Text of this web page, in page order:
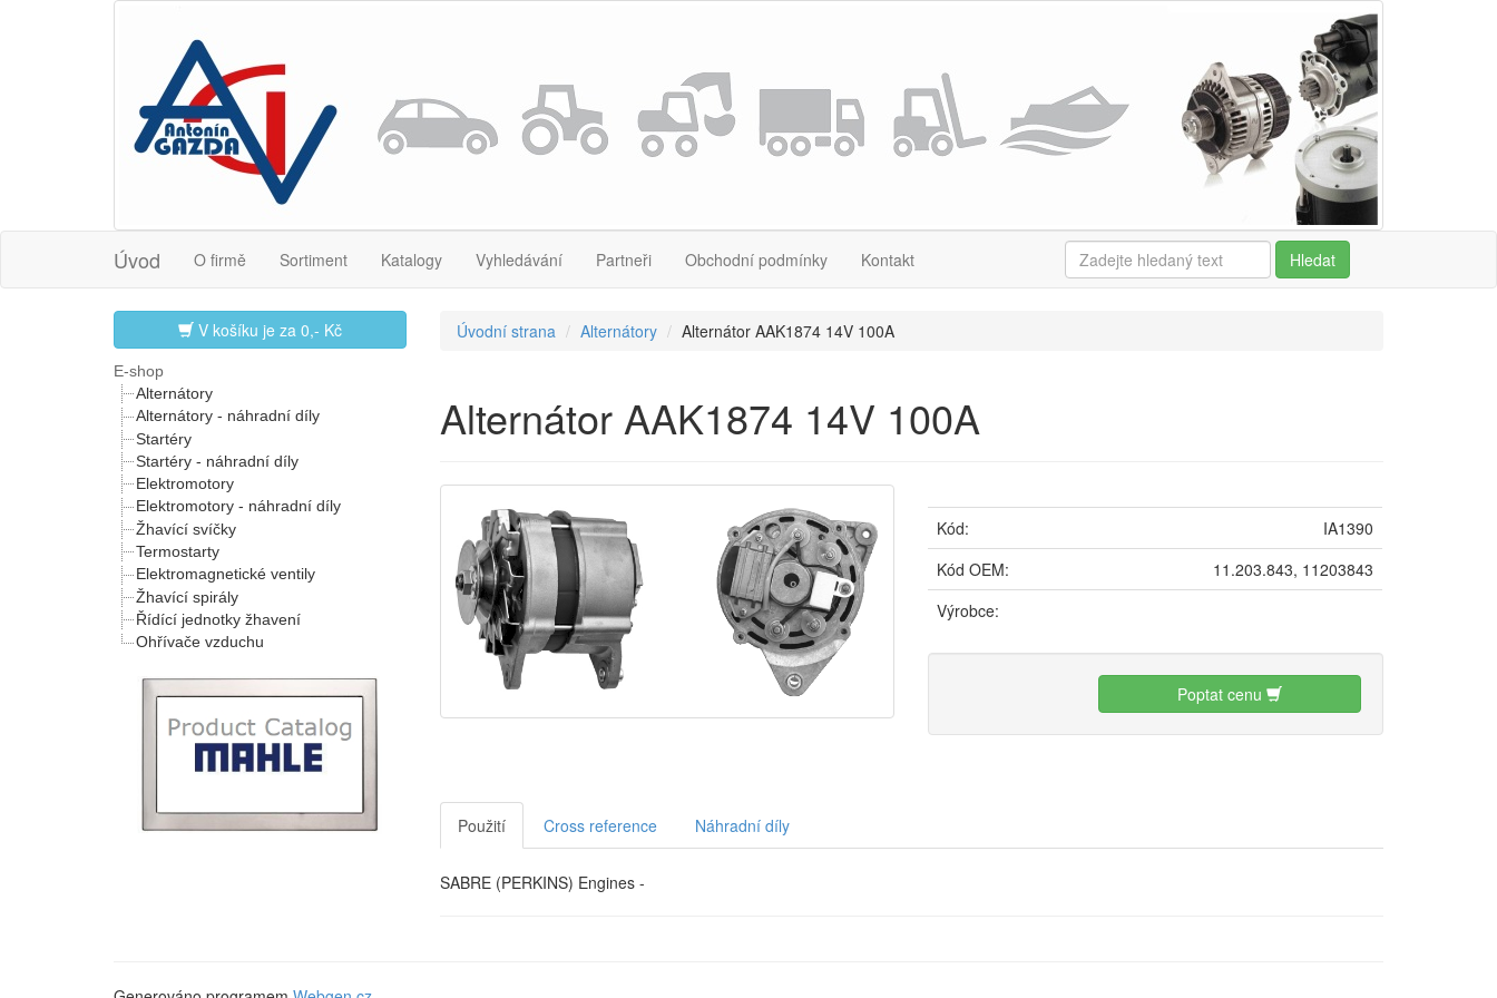
Úvod O firmě Sortiment Katalogy Vyhledávání Partneři Obchodní podmínky Kontakt Hledat
V košíku je za 0,- Kč
E-shop
Alternátory
Alternátory - náhradní díly
Startéry
Startéry - náhradní díly
Elektromotory
Elektromotory - náhradní díly
Žhavící svíčky
Termostarty
Elektromagnetické ventily
Žhavící spirály
Řídící jednotky žhavení
Ohřívače vzduchu
Úvodní strana Alternátory Alternátor AAK1874 14V 100A
Alternátor AAK1874 14V 100A
Kód:
IA1390
Kód OEM:
11.203.843, 11203843
Výrobce:
Poptat cenu
Použití Cross reference Náhradní díly
SABRE (PERKINS) Engines -